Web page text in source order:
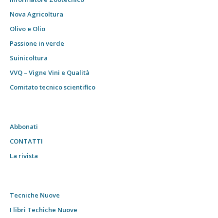
Nova Agricoltura
Olivo e Olio
Passione in verde
Suinicoltura
VVQ – Vigne Vini e Qualità
Comitato tecnico scientifico
Abbonati
CONTATTI
La rivista
Tecniche Nuove
I libri Techiche Nuove